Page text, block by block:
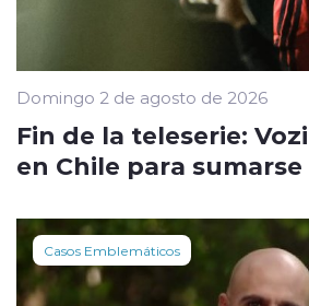
Domingo 2 de agosto de 2026
Fin de la teleserie:
en Chile para sumarse
Casos Emblemáticos